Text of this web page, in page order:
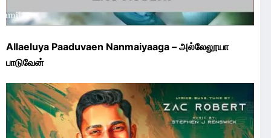
Allaeluya Paaduvaen Nanmaiyaaga – அல்லேலூயா
பாடுவேன்